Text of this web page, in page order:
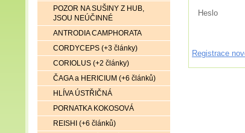
Heslo
Registrace
POZOR NA SUŠINY Z HUB,
JSOU NEÚČINNÉ
ANTRODIA CAMPHORATA
CORDYCEPS (+3 články)
CORIOLUS (+2 články)
ČAGA a HERICIUM (+6 článků)
HLÍVA ÚSTŘIČNÁ
PORNATKA KOKOSOVÁ
REISHI (+6 článků)